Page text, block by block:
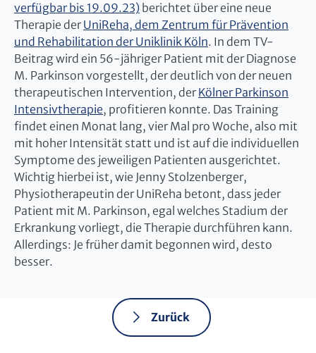
verfügbar bis 19.09.23) berichtet über eine neue
Therapie der UniReha, dem Zentrum für Prävention
und Rehabilitation der Uniklinik Köln. In dem TV-
Beitrag wird ein 56-jähriger Patient mit der Diagnose
M. Parkinson vorgestellt, der deutlich von der neuen
therapeutischen Intervention, der Kölner Parkinson
Intensivtherapie, profitieren konnte. Das Training
findet einen Monat lang, vier Mal pro Woche, also mit
mit hoher Intensität statt und ist auf die individuellen
Symptome des jeweiligen Patienten ausgerichtet.
Wichtig hierbei ist, wie Jenny Stolzenberger,
Physiotherapeutin der UniReha betont, dass jeder
Patient mit M. Parkinson, egal welches Stadium der
Erkrankung vorliegt, die Therapie durchführen kann.
Allerdings: Je früher damit begonnen wird, desto
besser.
Zurück